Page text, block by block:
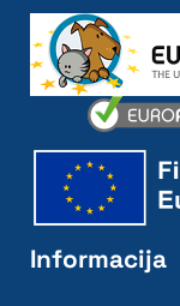
Informacija